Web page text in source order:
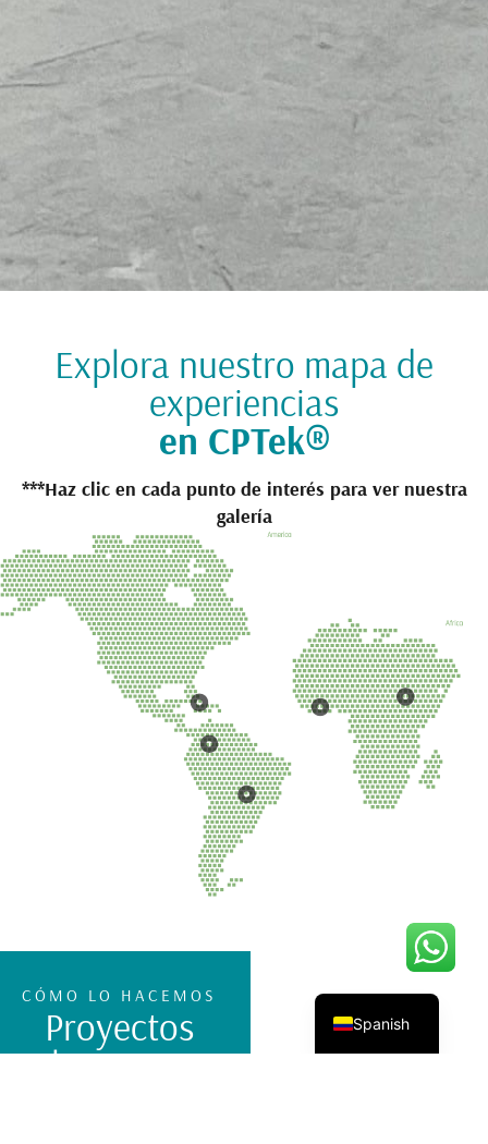
Explora nuestro mapa de
experiencias
en CPTek®
***Haz clic en cada punto de interés para ver nuestra
galería
CÓMO LO HACEMOS
Proyectos
reales. Impacto
Spanish